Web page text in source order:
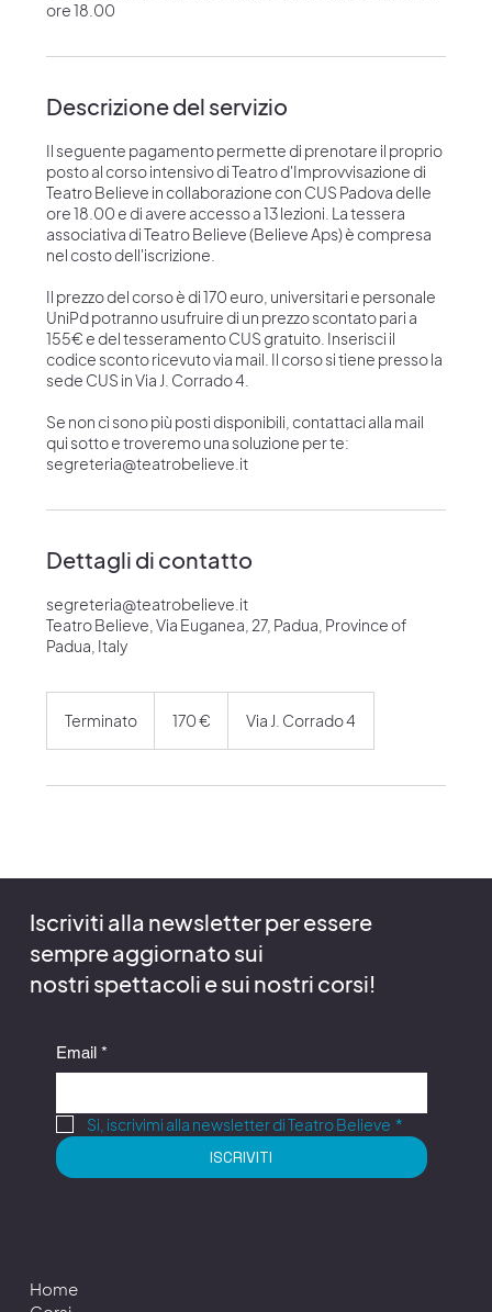
ore 18.00
Descrizione del servizio
Il seguente pagamento permette di prenotare il proprio
posto al corso intensivo di Teatro d'Improvvisazione di
Teatro Believe in collaborazione con CUS Padova delle
ore 18.00 e di avere accesso a 13 lezioni. La tessera
associativa di Teatro Believe (Believe Aps) è compresa
nel costo dell'iscrizione.
Il prezzo del corso è di 170 euro, universitari e personale
UniPd potranno usufruire di un prezzo scontato pari a
155€ e del tesseramento CUS gratuito. Inserisci il
codice sconto ricevuto via mail. Il corso si tiene presso la
sede CUS in Via J. Corrado 4.
Se non ci sono più posti disponibili, contattaci alla mail
qui sotto e troveremo una soluzione per te:
segreteria@teatrobelieve.it
Dettagli di contatto
segreteria@teatrobelieve.it
Teatro Believe, Via Euganea, 27, Padua, Province of
Padua, Italy
Terminato
m
170 € Via J. Corrado 4
Iscriviti alla newsletter per essere
sempre aggiornato sui
nostri spettacoli e sui nostri corsi!
Email *
Si, iscrivimi alla newsletter di Teatro Believe *
ISCRIVITI
Home